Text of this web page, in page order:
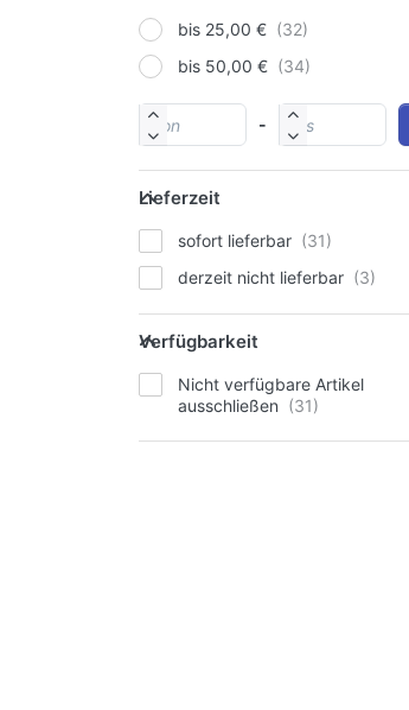
bis 25,00 €
bis 50,00 €
-
Lieferzeit
sofort lieferbar
derzeit nicht lieferbar
Verfügbarkeit
Nicht verfügbare Artikel
ausschließen